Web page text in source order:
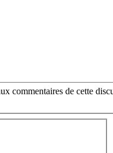
commentaires de cette